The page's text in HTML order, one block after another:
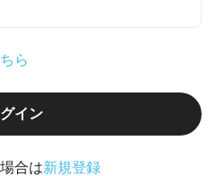
ら
イン
合は新規登録